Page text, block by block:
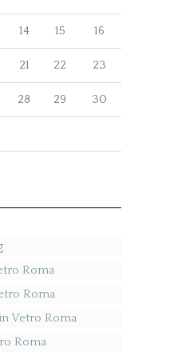
14 15 16
21 22 23
28 29 30
Roma
Roma
Vetro Roma
Roma